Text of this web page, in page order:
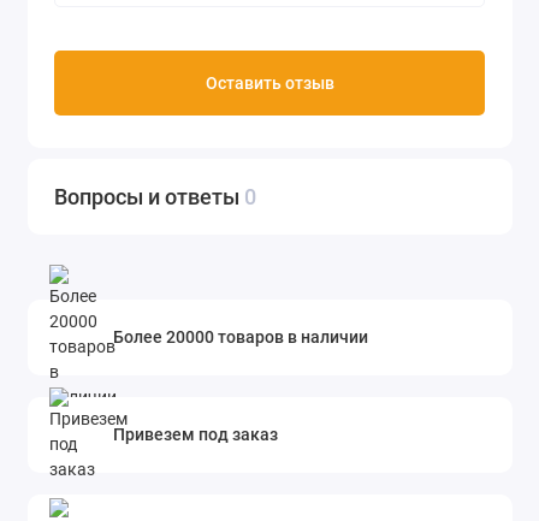
Оставить отзыв
Вопросы и ответы 0
Более 20000 товаров в наличии
Привезем под заказ